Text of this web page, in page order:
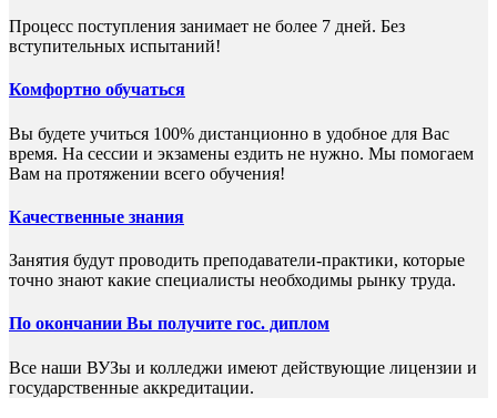
Процесс поступления занимает не более 7 дней. Без
вступительных испытаний!
Комфортно обучаться
Вы будете учиться 100% дистанционно в удобное для Вас
время. На сессии и экзамены ездить не нужно. Мы помогаем
Вам на протяжении всего обучения!
Качественные знания
Занятия будут проводить преподаватели-практики, которые
точно знают какие специалисты необходимы рынку труда.
По окончании Вы получите гос. диплом
Все наши ВУЗы и колледжи имеют действующие лицензии и
государственные аккредитации.